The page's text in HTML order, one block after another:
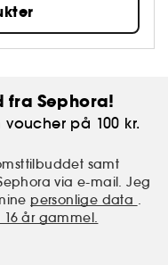
fra Sephora!
på 100 kr.
samt
via e-mail. Jeg
personlige data
år gammel.